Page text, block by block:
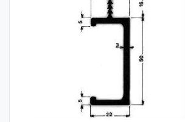
Le maniglia per mobili sono
lega 6060 e vendute nel
L'ordine minimo è di 300 kg.